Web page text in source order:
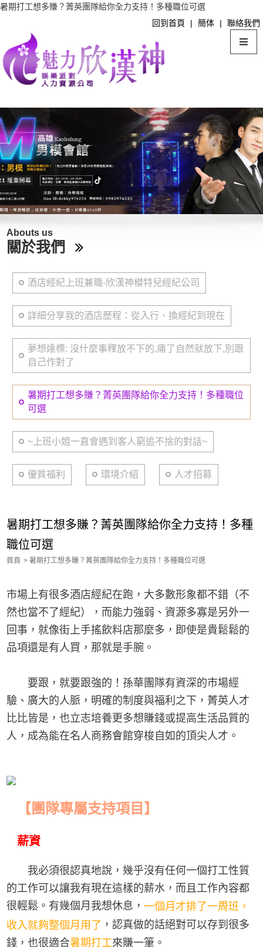
暑期打工想多賺？菁英團隊給你全力支持！多種職位可選
回到首頁
| 簡体 | 聯絡我們
Abouts us
關於我們
酒店經紀上班兼職-欣漢神模特兒經紀公司
詳細分享我的酒店歷程：從入行、換經紀到現在
夢想達標: 沒什麼事釋放不下的,痛了自然就放下,別跟
自己作對了
暑期打工想多賺？菁英團隊給你全力支持！多種職位
可選
~上班小姐一直會遇到客人窮追不捨的對話~
優質福利 環境介紹 人才招募
暑期打工想多賺？菁英團隊給你全力支持！多種
職位可選
首頁 暑期打工想多賺？菁英團隊給你全力支持！多種職位可選
市場上有很多酒店經紀在跑，大多數形象都不錯（不
然也當不了經紀），而能力強弱、資源多寡是另外一
回事，就像街上手搖飲料店那麼多，即使是貴鬆鬆的
品項還是有人買，那就是手腕。
要跟，就要跟強的！孫華團隊有資深的市場經
驗、廣大的人脈，明確的制度與福利之下，菁英人才
比比皆是，也立志培養更多想賺錢或提高生活品質的
人，成為能在名人商務會館穿梭自如的頂尖人才。
【團隊專屬支持項目】
薪資
我必須很認真地說，幾乎沒有任何一個打工性質
的工作可以讓我有現在這樣的薪水，而且工作內容都
很輕鬆。有幾個月我想休息，一個月才排了一周班，
收入就夠整個月用了 ，認真做的話絕對可以存到很多
錢，也很適合暑期打工來賺一筆。